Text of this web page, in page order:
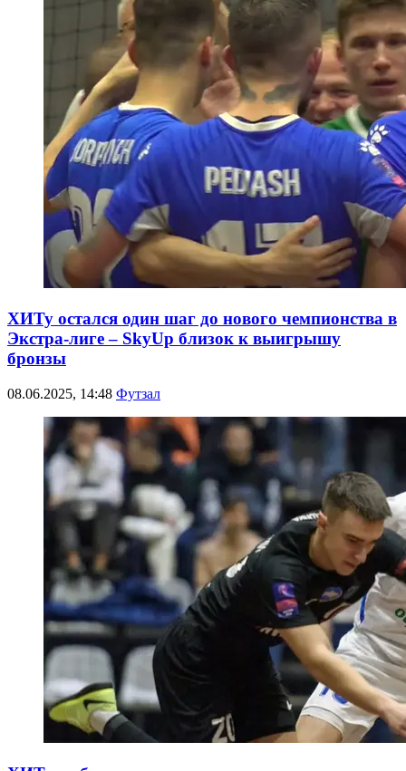
ХИТу остался один шаг до нового чемпионства в
Экстра-лиге – SkyUp близок к выигрышу
бронзы
08.06.2025, 14:48 Футзал